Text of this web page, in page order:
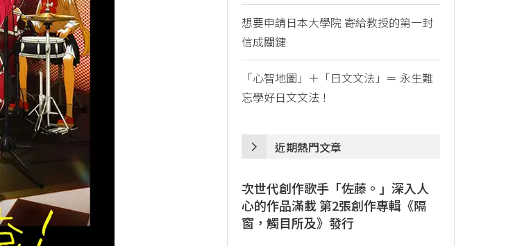
想要申請日本大學院 寄給教授的第一封
信成關鍵
「心智地圖」＋「日文文法」＝ 永生難
忘學好日文文法！
近期熱門文章
次世代創作歌手「佐藤。」深入人
心的作品滿載 第2張創作專輯《隔
窗，觸目所及》發行